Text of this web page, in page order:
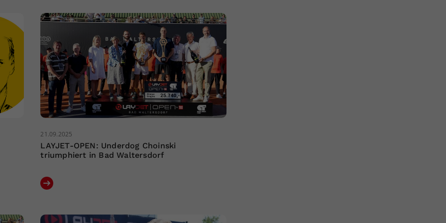
21.09.2025
LAYJET-OPEN: Underdog Choinski
triumphiert in Bad Waltersdorf